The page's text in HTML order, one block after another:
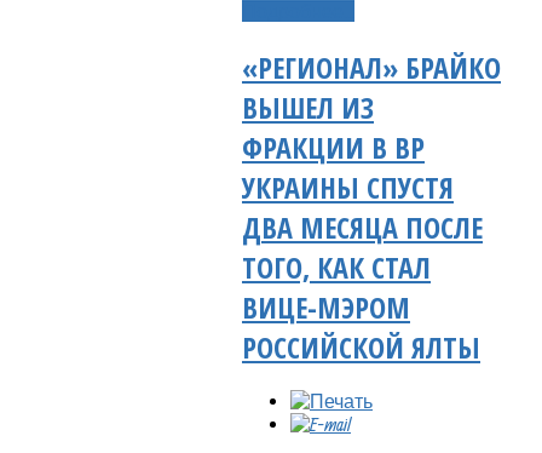
«РЕГИОНАЛ» БРАЙКО
ВЫШЕЛ ИЗ
ФРАКЦИИ В ВР
УКРАИНЫ СПУСТЯ
ДВА МЕСЯЦА ПОСЛЕ
ТОГО, КАК СТАЛ
ВИЦЕ-МЭРОМ
РОССИЙСКОЙ ЯЛТЫ